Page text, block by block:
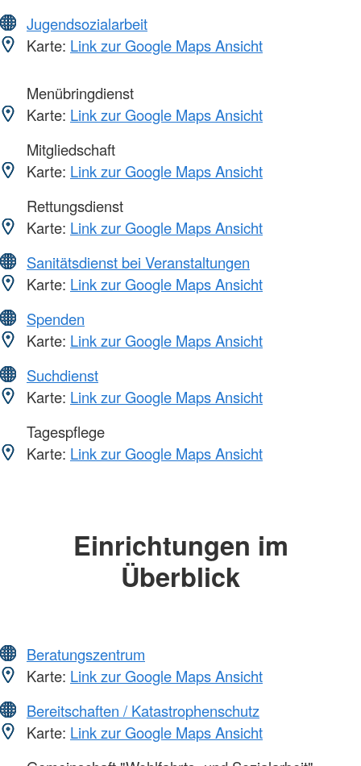
Jugendsozialarbeit
Karte: Link zur Google Maps Ansicht
Menübringdienst
Karte: Link zur Google Maps Ansicht
Mitgliedschaft
Karte: Link zur Google Maps Ansicht
Rettungsdienst
Karte: Link zur Google Maps Ansicht
Sanitätsdienst bei Veranstaltungen
Karte: Link zur Google Maps Ansicht
Spenden
Karte: Link zur Google Maps Ansicht
Suchdienst
Karte: Link zur Google Maps Ansicht
Tagespflege
Karte: Link zur Google Maps Ansicht
Einrichtungen im
Überblick
Beratungszentrum
Karte: Link zur Google Maps Ansicht
Bereitschaften / Katastrophenschutz
Karte: Link zur Google Maps Ansicht